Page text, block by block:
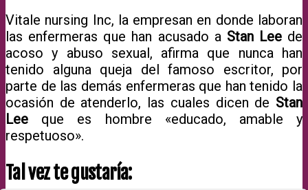
Vitale nursing Inc, la empresan en donde laboran
las enfermeras que han acusado a Stan Leede
acoso y abuso sexual, afirma que nunca han
tenido alguna queja del famoso escritor, por
parte de las demás enfermeras que han tenido la
ocasión de atenderlo, las cuales dicen de Stan
Lee que es hombre «educado, amable y
respetuoso».
Tal vez te gustaría: